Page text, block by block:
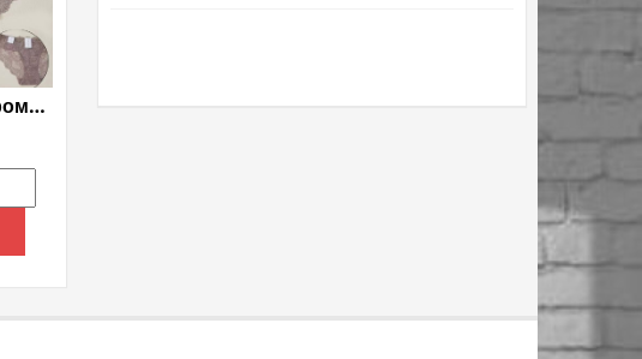
№ 31011 Трусики ажур ромашковий